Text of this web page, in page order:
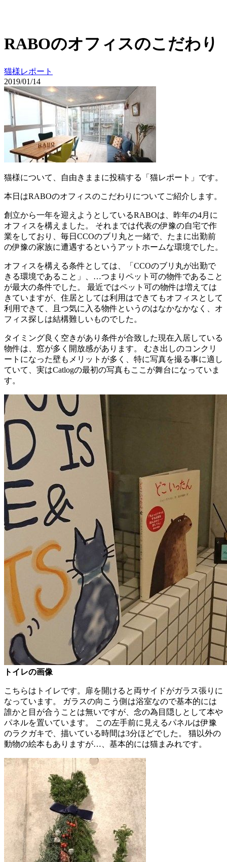
RABOのオフィスのこだわり
猫様レポート
2019/01/14
猫様について、自由きままに投稿する「猫レポート」です。
本日はRABOのオフィスのこだわりについてご紹介します。
創立から一年を迎えようとしているRABOは、昨年の4月に
オフィスを構えました。 それまでは代表の伊豫の自宅で作
業をしており、毎日CCOのブリ丸と一緒で、たまに出勤前
の伊豫の家族に遭遇するというアットホームな環境でした。
オフィスを構える条件としては、「CCOのブリ丸が出勤で
きる環境であること」、…つまりペット可の物件であること
が最大の条件でした。 最近ではペット可の物件は増えては
きていますが、住居としては利用はできてもオフィスとして
利用できて、且つ気に入る物件というのはなかなかなく、オ
フィス探しは結構難しいものでした。
タイミング良く空きがあり条件が合致した現在入居している
物件は、窓が多く開放感があります。 むき出しのコンクリ
ートになった壁もメリットが多く、特に写真を撮る事に適し
ていて、実はCatlogの最初の写真もここが舞台になっていま
す。
トイレの画像
こちらはトイレです。扉を開けると両サイドがガラス張りに
なっています。 ガラスの向こう側は浴室なので基本的には
誰かと目が合うことは無いですが、念の為目隠しとして本や
パネルを置いています。 この左手前に見えるパネルは伊豫
のラクガキで、描いている時間は3分ほどでした。 猫以外の
動物の絵本もありますが…、基本的には猫まみれです。